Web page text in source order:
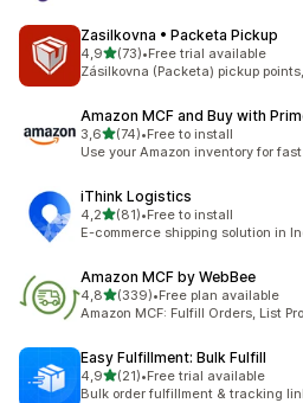
Zasilkovna • Packeta Pickup
4,9/ 5 tähteä
(73)
73 arvostelua yhteensä
•Free trial available
Zásilkovna (Packeta) pickup
Amazon MCF and Buy with
3,6/ 5 tähteä
(74)
74 arvostelua yhteensä
•Free to install
Use your Amazon inventory for
iThink Logistics
4,2/ 5 tähteä
(81)
81 arvostelua yhteensä
•Free to install
E-commerce shipping solution in
Amazon MCF by WebBee
4,8/ 5 tähteä
(339)
339 arvostelua yhteensä
•Free plan available
Amazon MCF: Fulfill Orders, List
Easy Fulfillment: Bulk Fulfill
4,9/ 5 tähteä
(21)
21 arvostelua yhteensä
•Free trial available
Bulk order fulfillment & tracking